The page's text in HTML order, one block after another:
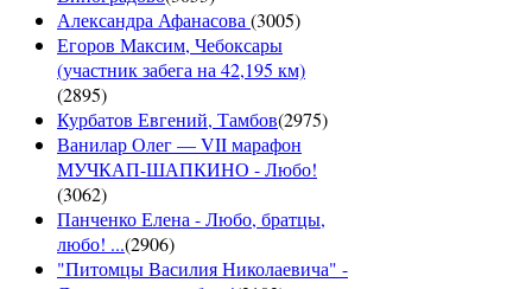
Александра Афанасова(3005)
Егоров Максим, Чебоксары
(участник забега на 42,195 км)
(2895)
Курбатов Евгений, Тамбов(2975)
Ванилар Олег — VII марафон
МУЧКАП-ШАПКИНО - Любо!
(3062)
Панченко Елена - Любо, братцы,
любо! ...(2906)
"Питомцы Василия Николаевича" -